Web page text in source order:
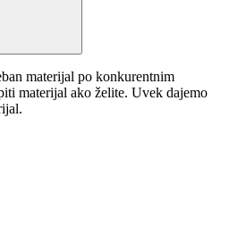
materijal po konkurentnim
materijal ako želite. Uvek dajemo